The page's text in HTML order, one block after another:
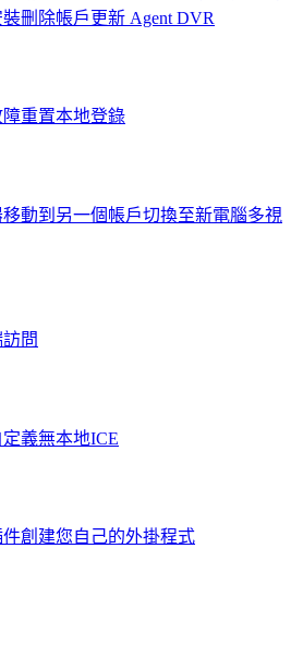
裝刪除帳戶 更新 Agent DVR
障重置本地登錄
移動到另一個帳戶切換至新電腦多視
問
義無本地ICE
件創建您自己的外掛程式